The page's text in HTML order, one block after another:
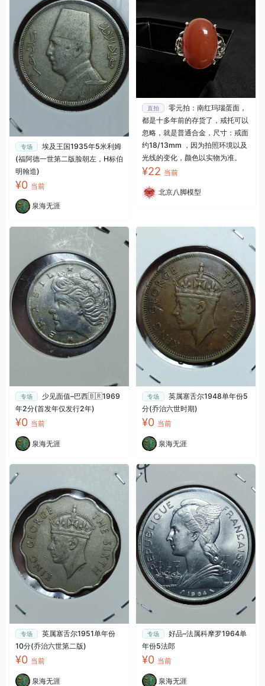
专场
埃及王国1935年5米利姆
(福阿德一世第二版脸朝左，H标伯
明翰造)
¥0 当前
泉海无涯
直拍
零元拍：南红玛瑙蛋面，
都是十多年前的存货了，戒托可以
忽略，就是普通合金，尺寸：戒面
约18/13mm ，因为拍照环境以及
光线的变化，颜色以实物为准。
¥22 当前
北京八脚模型
专场
少见面值–巴西🇧🇷1969
年2分(首发年仅发行2年)
¥0 当前
泉海无涯
专场
英属塞舌尔1948单年份5
分(乔治六世时期)
¥0 当前
泉海无涯
专场
英属塞舌尔1951单年份
10分(乔治六世第二版)
¥0 当前
泉海无涯
专场
好品–法属科摩罗1964单
年份5法郎
¥0 当前
泉海无涯